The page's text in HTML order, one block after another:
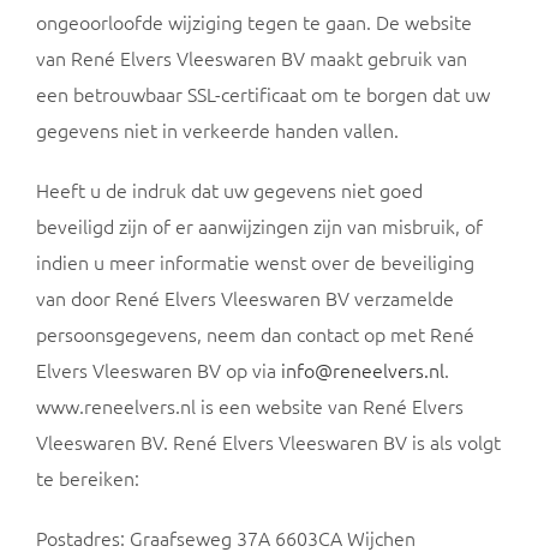
ongeoorloofde wijziging tegen te gaan. De website
van René Elvers Vleeswaren BV maakt gebruik van
een betrouwbaar SSL-certificaat om te borgen dat uw
gegevens niet in verkeerde handen vallen.
Heeft u de indruk dat uw gegevens niet goed
beveiligd zijn of er aanwijzingen zijn van misbruik, of
indien u meer informatie wenst over de beveiliging
van door René Elvers Vleeswaren BV verzamelde
persoonsgegevens, neem dan contact op met René
Elvers Vleeswaren BV op via info@reneelvers.nl.
www.reneelvers.nl is een website van René Elvers
Vleeswaren BV. René Elvers Vleeswaren BV is als volgt
te bereiken:
Postadres: Graafseweg 37A 6603CA Wijchen